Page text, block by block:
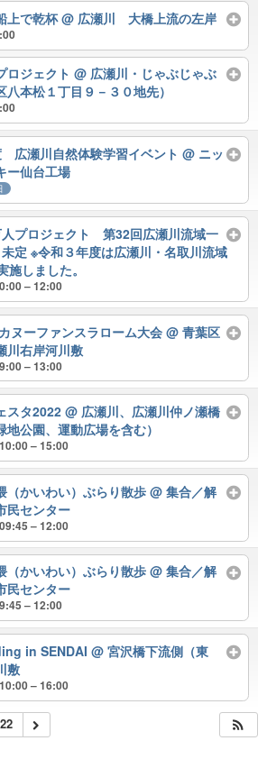
上で乾杯@ 広瀬川 大橋上流の左岸
ロジェクト@ 広瀬川・じゃぶじゃぶ
八本松１丁目９－３０地先）
広瀬川自然体験学習イベント@ ニッ
ー仙台工場
人プロジェクト 第32回広瀬川流域一
定 ※令和３年度は広瀬川・名取川流域
施しました。
– 12:00
ヌーファンスラローム大会@ 青葉区
右岸河川敷
– 13:00
スタ2022@ 広瀬川、広瀬川仲ノ瀬橋
地公園、運動広場を含む）
– 15:00
（かいわい）ぶらり散歩@ 集合／解
民センター
– 12:00
（かいわい）ぶらり散歩@ 集合／解
民センター
– 12:00
in SENDAI@ 宮沢橋下流側（東
敷
– 16:00